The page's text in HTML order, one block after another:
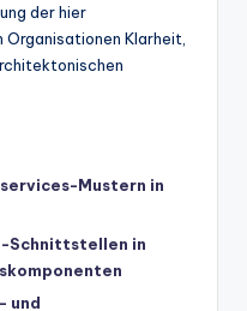
der hier
Klarheit,
Mustern in
Schnittstellen in
und